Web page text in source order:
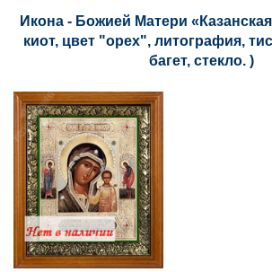
Икона - Божией Матери
киот, цвет "орех", литография,
багет, стекло. )